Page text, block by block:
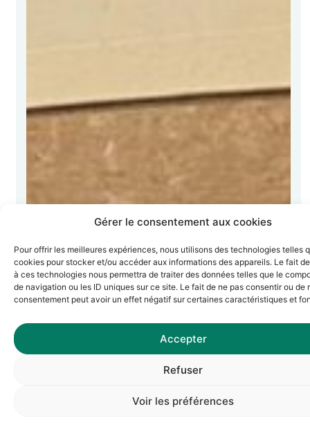
Gérer le consentement aux cookies
Pour offrir les meilleures expériences, nous utilisons des technologies telles
cookies pour stocker et/ou accéder aux informations des appareils. Le fait
à ces technologies nous permettra de traiter des données telles que le
de navigation ou les ID uniques sur ce site. Le fait de ne pas consentir ou de
consentement peut avoir un effet négatif sur certaines caractéristiques et
Accepter
Refuser
Voir les préférences